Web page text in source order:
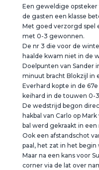
Een geweldige opsteker
de gasten een klasse
Met goed verzorgd spel
met 0-3 gewonnen.
De nr 3 die voor de
haalde kwam niet in de
Doelpunten van Sander
minuut bracht Blokzijl in
Everhard kopte in de
keihard in de touwen 0-
De wedstrijd begon
hakbal van Carlo op
bal werd gekraakt in een
Ook een afstandschot
paal, het zat in het
Maar na een kans voor
corner via de lat over